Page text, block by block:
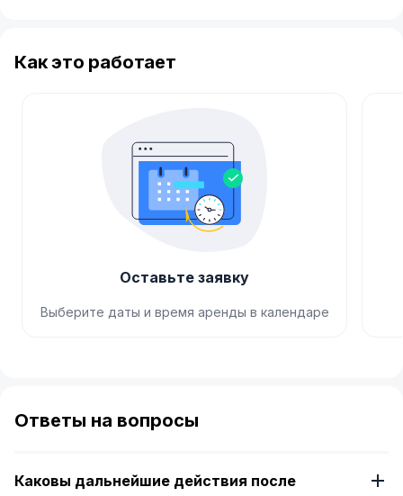
Как это работает
Оставьте заявку
Выберите даты и время аренды в календаре
of
4
Ответы на вопросы
Каковы дальнейшие действия после